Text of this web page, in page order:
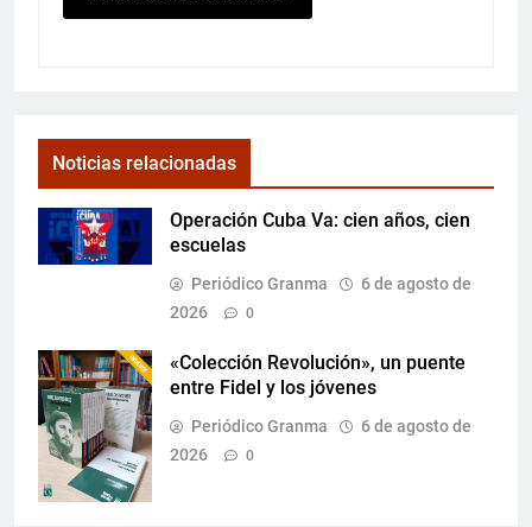
Noticias relacionadas
Operación Cuba Va: cien años, cien
escuelas
Periódico Granma
6 de agosto de
2026
0
«Colección Revolución», un puente
entre Fidel y los jóvenes
Periódico Granma
6 de agosto de
2026
0